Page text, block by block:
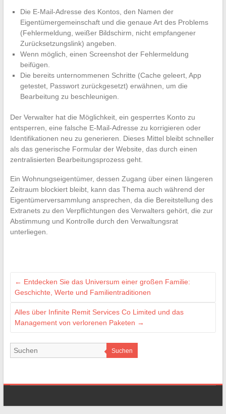
Die E-Mail-Adresse des Kontos, den Namen der
Eigentümergemeinschaft und die genaue Art des Problems
(Fehlermeldung, weißer Bildschirm, nicht empfangener
Zurücksetzungslink) angeben.
Wenn möglich, einen Screenshot der Fehlermeldung
beifügen.
Die bereits unternommenen Schritte (Cache geleert, App
getestet, Passwort zurückgesetzt) erwähnen, um die
Bearbeitung zu beschleunigen.
Der Verwalter hat die Möglichkeit, ein gesperrtes Konto zu
entsperren, eine falsche E-Mail-Adresse zu korrigieren oder
Identifikationen neu zu generieren. Dieses Mittel bleibt schneller
als das generische Formular der Website, das durch einen
zentralisierten Bearbeitungsprozess geht.
Ein Wohnungseigentümer, dessen Zugang über einen längeren
Zeitraum blockiert bleibt, kann das Thema auch während der
Eigentümerversammlung ansprechen, da die Bereitstellung des
Extranets zu den Verpflichtungen des Verwalters gehört, die zur
Abstimmung und Kontrolle durch den Verwaltungsrat
unterliegen.
← Entdecken Sie das Universum einer großen Familie:
Geschichte, Werte und Familientraditionen
Alles über Infinite Remit Services Co Limited und das
Management von verlorenen Paketen →
Suchen